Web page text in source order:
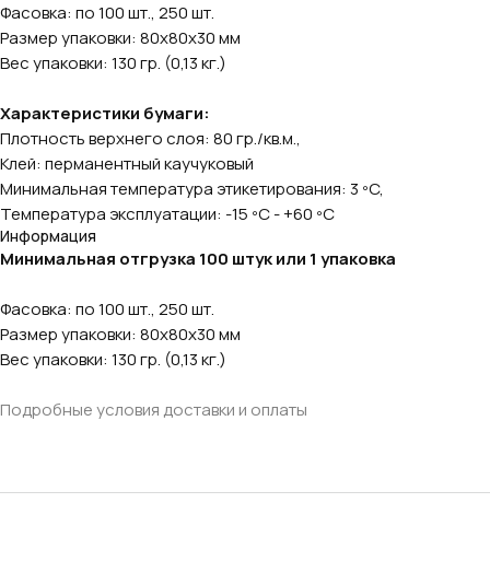
Фасовка: по 100 шт., 250 шт.
Размер упаковки: 80х80х30 мм
Вес упаковки: 130 гр. (0,13 кг.)
Характеристики бумаги:
Плотность верхнего слоя: 80 гр./кв.м.,
Клей: перманентный каучуковый
Минимальная температура этикетирования: 3 ºC,
Температура эксплуатации: -15 ºC - +60 ºC
Информация
Минимальная отгрузка 100 штук или 1 упаковка
Фасовка: по 100 шт., 250 шт.
Размер упаковки: 80х80х30 мм
Вес упаковки: 130 гр. (0,13 кг.)
Подробные условия доставки и оплаты